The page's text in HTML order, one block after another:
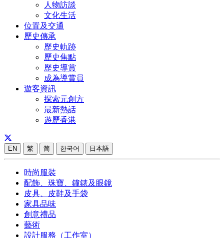
人物訪談
文化生活
位置及交通
歷史傳承
歷史軌跡
歷史焦點
歷史導賞
成為導賞員
遊客資訊
探索元創方
最新熱話
遊歷香港
EN 繁 简 한국어 日本語
時尚服裝
配飾、珠寶、鐘錶及眼鏡
皮具、皮鞋及手袋
家具品味
創意禮品
藝術
設計服務（工作室）